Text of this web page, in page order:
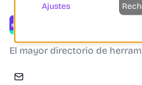
El mayor directorio de
Ajustes